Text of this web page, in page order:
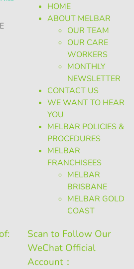
HOME
ABOUT MELBAR
OUR TEAM
OUR CARE
WORKERS
MONTHLY
NEWSLETTER
CONTACT US
WE WANT TO HEAR
YOU
MELBAR POLICIES &
PROCEDURES
MELBAR
FRANCHISEES
MELBAR
BRISBANE
MELBAR GOLD
COAST
Scan to Follow Our
WeChat Official
Account：